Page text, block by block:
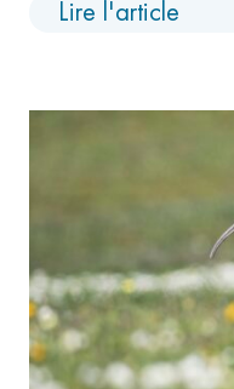
Lire l'article